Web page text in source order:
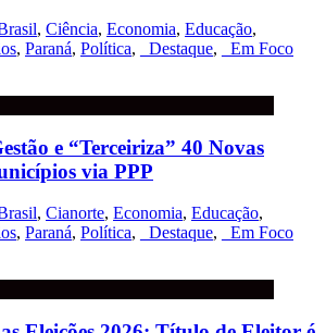
, Ciência, Economia, Educação,
, Paraná, Política, _Destaque, _Em Foco
e “Terceiriza” 40 Novas
via PPP
, Cianorte, Economia, Educação,
, Paraná, Política, _Destaque, _Em Foco